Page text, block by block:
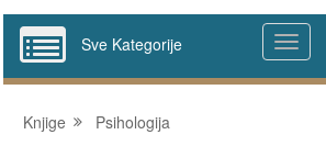
Sve Kategorije
Knjige Psihologija